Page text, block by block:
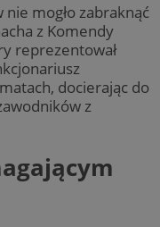
mogło zabraknąć
z Komendy
reprezentował
docierając do
z